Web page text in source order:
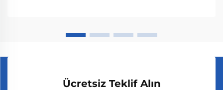
Ücretsiz Teklif Alın